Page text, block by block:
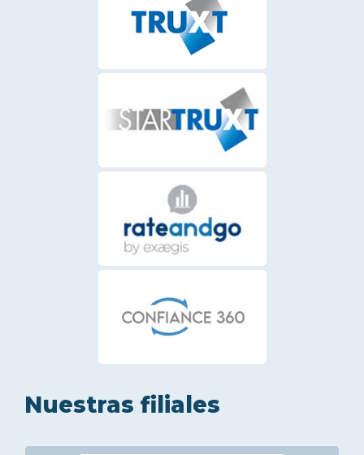
Nuestras filiales